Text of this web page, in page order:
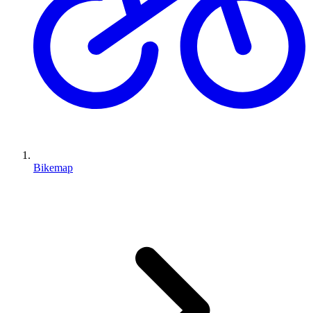
Bikemap